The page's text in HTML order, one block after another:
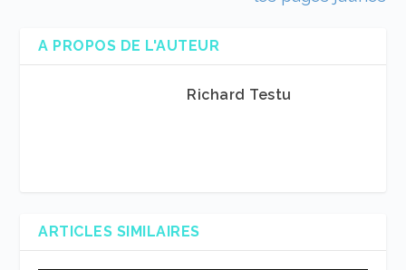
A PROPOS DE L'AUTEUR
Richard Testu
ARTICLES SIMILAIRES